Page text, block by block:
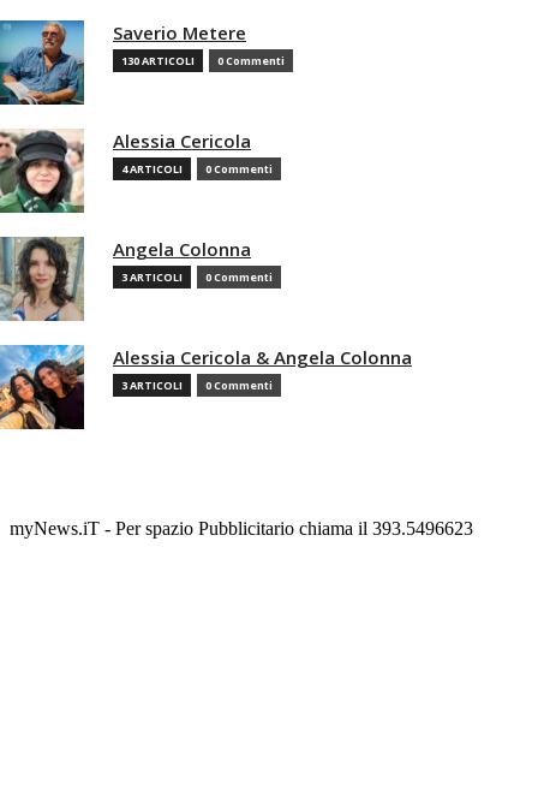
Saverio Metere
130 ARTICOLI 0 Commenti
Alessia Cericola
4 ARTICOLI 0 Commenti
Angela Colonna
3 ARTICOLI 0 Commenti
Alessia Cericola & Angela Colonna
3 ARTICOLI 0 Commenti
myNews.iT - Per spazio Pubblicitario chiama il 393.5496623